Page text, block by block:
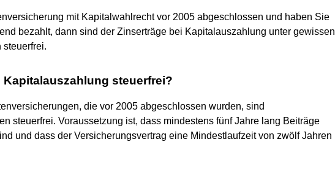
mit Kapitalwahlrecht vor 2005 abgeschlossen und haben Sie
bezahlt, dann sind der Zinserträge bei Kapitalauszahlung unter gewissen
steuerfrei.
Kapitalauszahlung steuerfrei?
die vor 2005 abgeschlossen wurden, sind
steuerfrei. Voraussetzung ist, dass mindestens fünf Jahre lang Beiträge
und dass der Versicherungsvertrag eine Mindestlaufzeit von zwölf Jahren